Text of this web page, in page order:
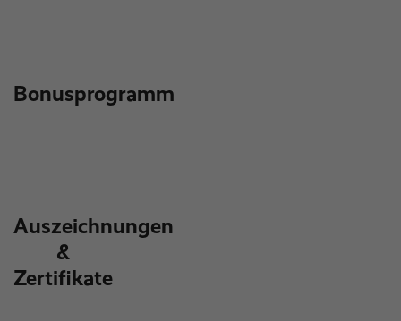
Bonusprogramm
Auszeichnungen
&
Zertifikate